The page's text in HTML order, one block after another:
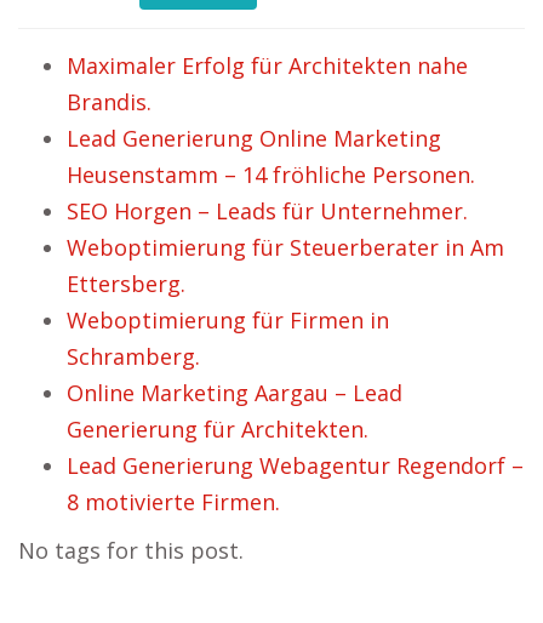
Maximaler Erfolg für Architekten nahe
Brandis.
Lead Generierung Online Marketing
Heusenstamm – 14 fröhliche Personen.
SEO Horgen – Leads für Unternehmer.
Weboptimierung für Steuerberater in Am
Ettersberg.
Weboptimierung für Firmen in
Schramberg.
Online Marketing Aargau – Lead
Generierung für Architekten.
Lead Generierung Webagentur Regendorf –
8 motivierte Firmen.
No tags for this post.